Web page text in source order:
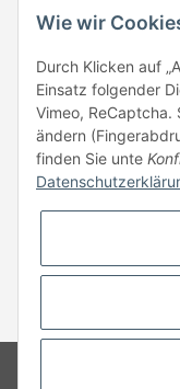
EUR-GBP-USD-CHF
Händlerbund
* Alle Preise inkl.
© Copyright by Paper-
Wie wir
Durch Klicken auf
Einsatz folgender
Vimeo, ReCaptcha.
ändern
finden Sie unte